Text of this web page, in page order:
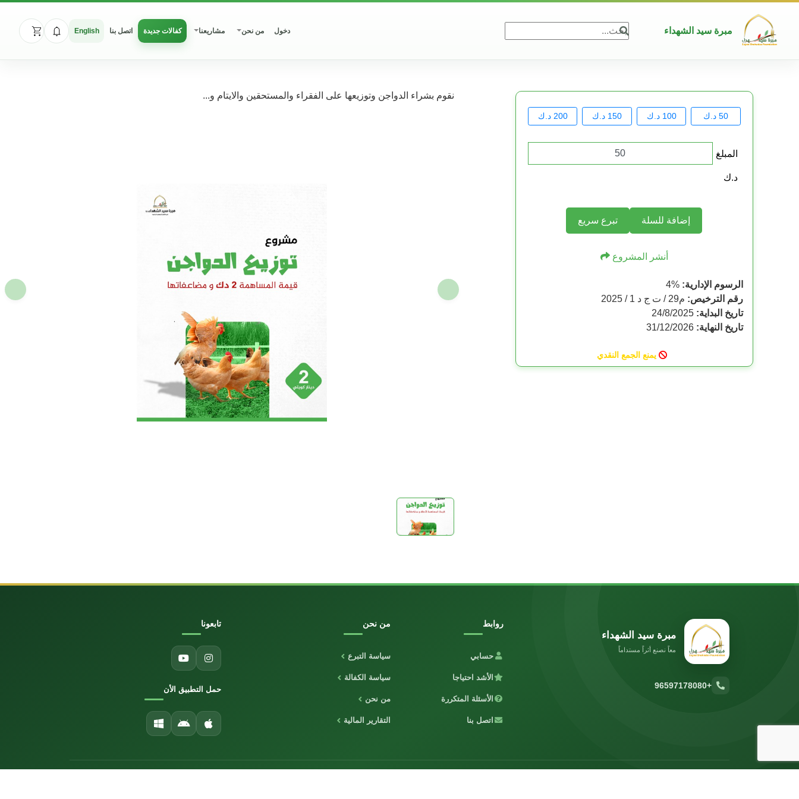
مبرة سيد الشهداء دخول من نحن مشاريعنا كفالات جديدة اتصل بنا English
50 د.ك 100 د.ك 150 د.ك 200 د.ك
المبلغ
د.ك
إضافة للسلة تبرع سريع
أنشر المشروع
الرسوم الإدارية: %
4
رقم الترخيص: م29 / ت ج د 1 / 2025
تاريخ البداية: 24/8/2025
تاريخ النهاية: 31/12/2026
يمنع الجمع النقدي
نقوم بشراء الدواجن وتوزيعها على الفقراء والمستحقين والايتام و...
مبرة سيد الشهداء
معاً نصنع أثراً مستداماً
+96597178080
روابط
حسابي
الأشد احتياجا
الأسئلة المتكررة
اتصل بنا
من نحن
سياسة التبرع
سياسة الكفالة
من نحن
التقارير المالية
تابعونا
حمل التطبيق الأن